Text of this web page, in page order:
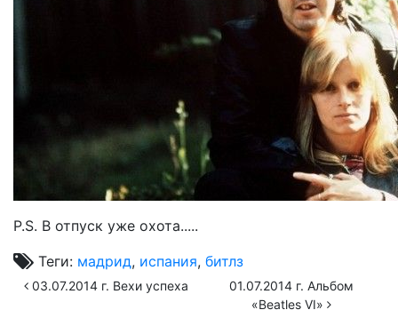
P.S. В отпуск уже охота.....
Теги: мадрид, испания, битлз
03.07.2014 г. Вехи успеха
01.07.2014 г. Альбом
«Beatles VI»